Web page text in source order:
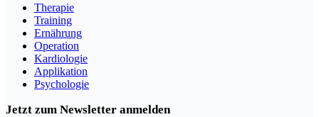
Therapie
Training
Ernährung
Operation
Kardiologie
Applikation
Psychologie
Jetzt zum Newsletter anmelden